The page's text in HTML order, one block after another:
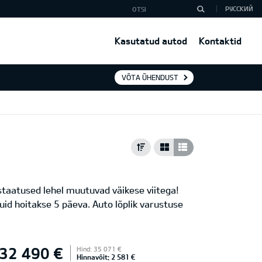
Kasutatud autod Kontaktid
РУССКИЙ
VÕTA ÜHENDUST
lehel muutuvad väikese viitega!
hoitakse 5 päeva. Auto lõplik varustuse
490 € Hind: 35 071 €
Hinnavõit: 2 581 €